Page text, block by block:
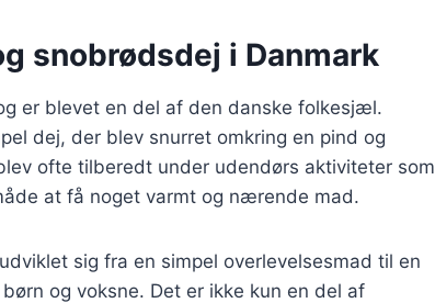
snobrødsdej i Danmark
er blevet en del af den danske folkesjæl.
dej, der blev snurret omkring en pind og
ofte tilberedt under udendørs aktiviteter som
at få noget varmt og nærende mad.
sig fra en simpel overlevelsesmad til en
og voksne. Det er ikke kun en del af